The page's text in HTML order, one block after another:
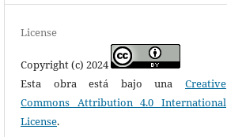
License
Copyright (c) 2024
Esta obra está bajo una Creative
Commons Attribution 4.0 International
License.